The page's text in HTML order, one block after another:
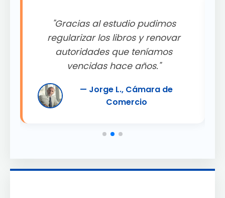
"Gracias al estudio pudimos
regularizar los libros y renovar
autoridades que teníamos
vencidas hace años."
— Jorge L., Cámara de
Comercio